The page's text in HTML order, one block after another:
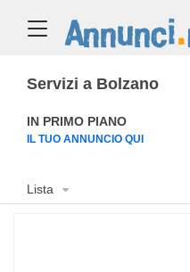
Servizi a Bolzano
IN PRIMO PIANO
IL TUO ANNUNCIO QUI
Lista